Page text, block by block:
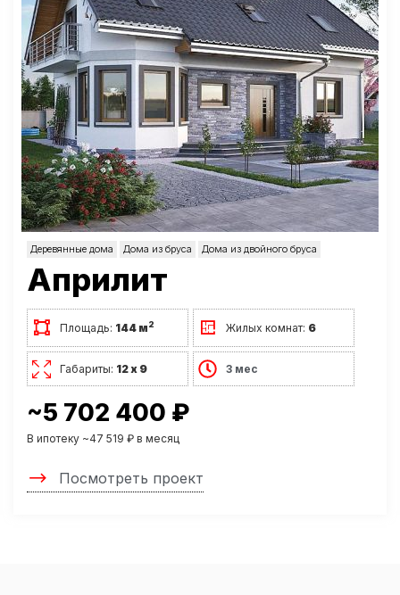
Деревянные дома Дома из бруса Дома из двойного бруса
Априлит
Площадь: 144 м2 Жилых комнат: 6
Габариты: 12 х 9 3 мес
~5 702 400 ₽
В ипотеку ~47 519 ₽ в месяц
Посмотреть проект